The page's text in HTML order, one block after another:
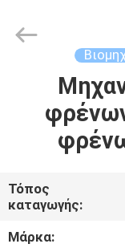
ΠΡΟΪΌΝΤΑ
ΠΕΡΊΠΟΥ
ΕΜΕΊΣ
Τόπος
καταγωγής:
Μάρκα: